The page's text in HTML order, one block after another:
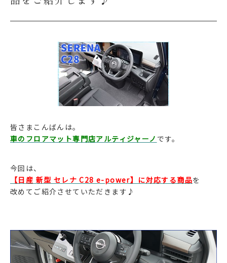
皆さまこんばんは。
車のフロアマット専門店アルティジャーノ です。
今回は、
【日産 新型 セレナ C28 e-power】に対応する商品を
改めてご紹介させていただきます♪